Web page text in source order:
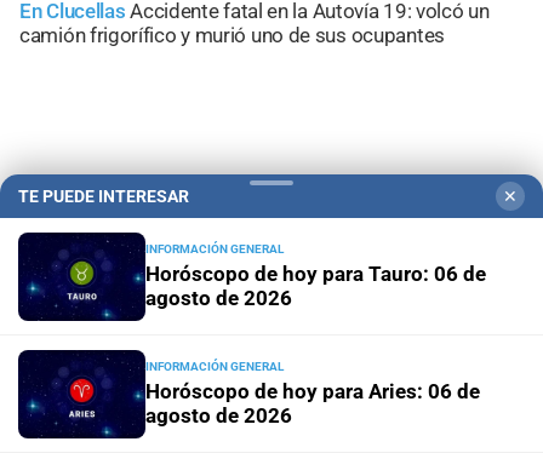
En Clucellas Accidente fatal en la Autovía 19: volcó un
camión frigorífico y murió uno de sus ocupantes
+ Información General
TE PUEDE INTERESAR ✕
INFORMACIÓN GENERAL
Horóscopo de hoy para Tauro: 06 de
agosto de 2026
INFORMACIÓN GENERAL
Horóscopo de hoy para Aries: 06 de
agosto de 2026